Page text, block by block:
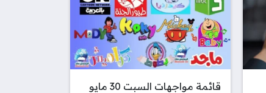
قائمة مواجهات السبت 30 مايو